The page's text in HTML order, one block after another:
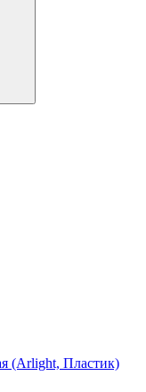
(Arlight, Пластик)